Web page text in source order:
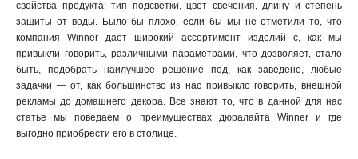
свойства продукта: тип подсветки, цвет свечения, длину и степень
защиты от воды. Было бы плохо, если бы мы не отметили то, что
компания Winner дает широкий ассортимент изделий с, как мы
привыкли говорить, различными параметрами, что дозволяет, стало
быть, подобрать наилучшее решение под, как заведено, любые
задачки — от, как большинство из нас привыкло говорить, внешной
рекламы до домашнего декора. Все знают то, что в данной для нас
статье мы поведаем о преимуществах дюралайта Winner и где
выгодно приобрести его в столице.